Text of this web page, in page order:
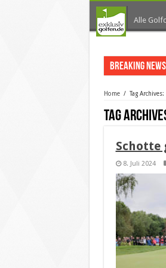
Alle
Breaking News
Home / Tag
Tag
Schotte
8. Juli 2024